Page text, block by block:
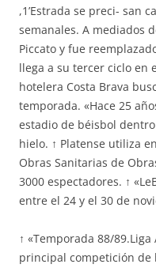
,1’Estrada se preci- san
semanales. A mediados
Piccato y fue
llega a su tercer ciclo en
hotelera Costa Brava
temporada. «Hace 25
estadio de béisbol
hielo. ↑ Platense utiliza
Obras Sanitarias de
3000 espectadores. ↑
entre el 24 y el 30 de
↑ «Temporada 88/89.Liga
principal competición de